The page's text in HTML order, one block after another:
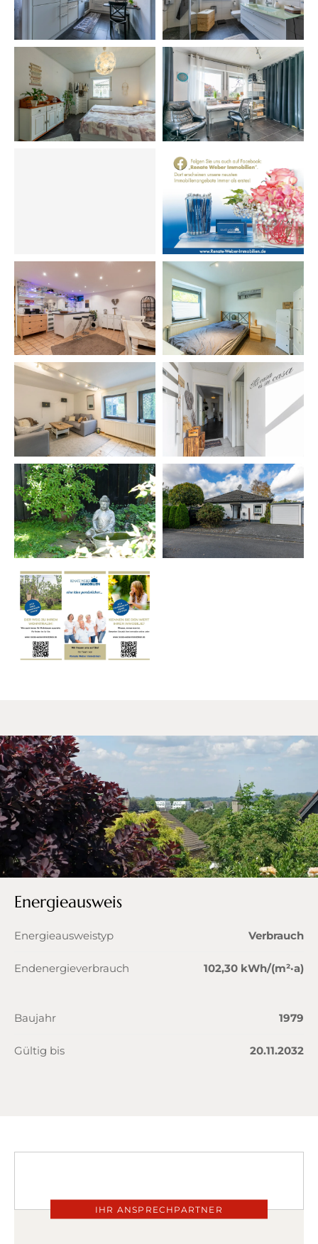
Energieausweis
Energieausweistyp Verbrauch
Endenergieverbrauch 102,30 kWh/(m²·a)
Baujahr 1979
Gültig bis 20.11.2032
IHR ANSPRECHPARTNER